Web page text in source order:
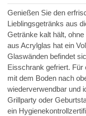
Genießen Sie den
Lieblingsgetränks aus
Getränke kalt hält,
aus Acrylglas hat ein
Glaswänden befindet
Eisschrank gefriert.
mit dem Boden nach
wiederverwendbar und
Grillparty oder
ein